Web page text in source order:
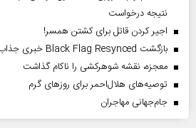
نتیجه درخواست
اجیر کردن قاتل برای کشتن همسر!
بازگشت Black Flag Resynced خبری جذاب برای دوستداران بازی
معجزه، نقشه شوهرکشی را ناکام گذاشت
توصیه‌های هلال‌احمر برای روز‌های گرم
جام‌جهانی مهاجران